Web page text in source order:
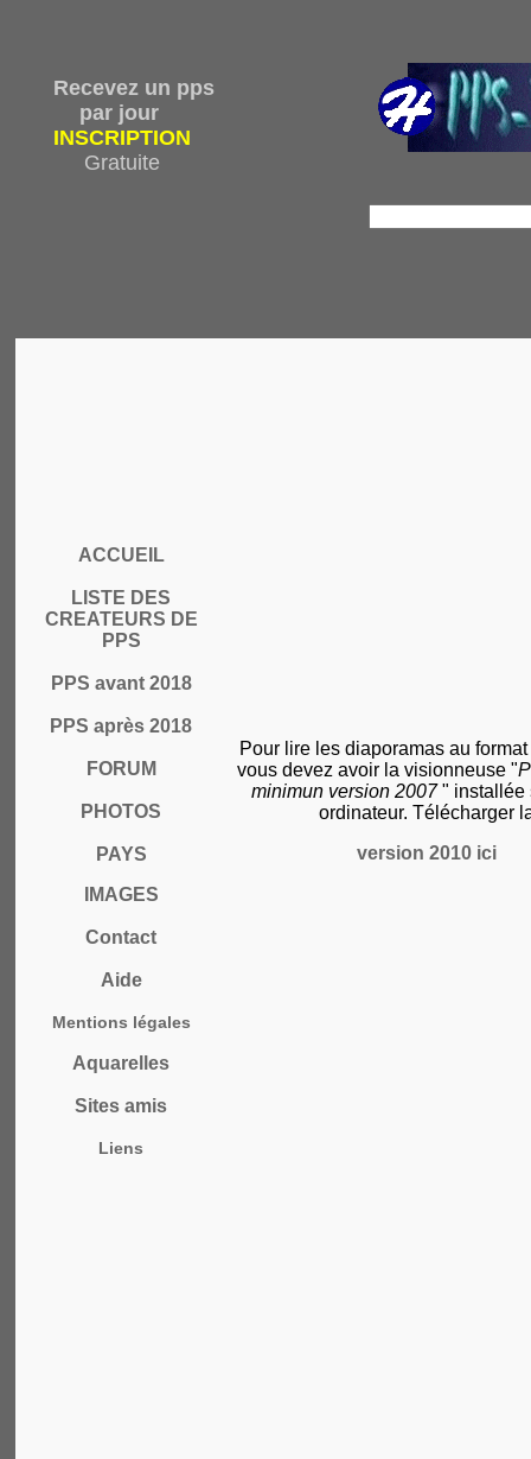
Recevez un pps
par jour
INSCRIPTION
Gratuite
ACCUEIL
LISTE DES
CREATEURS DE
PPS
PPS avant 2018
PPS après 2018
FORUM
PHOTOS
PAYS
IMAGES
Contact
Aide
Mentions légales
Aquarelles
Sites amis
Liens
Pour lire les diaporamas au
vous devez avoir la visionneuse "
minimun version 2007" installée
ordinateur. Télécharger
version 2010 ici